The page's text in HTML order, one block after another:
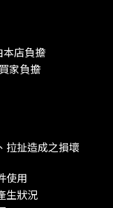
本店負擔
家負擔
拉扯造成之損壞
使用
生狀況